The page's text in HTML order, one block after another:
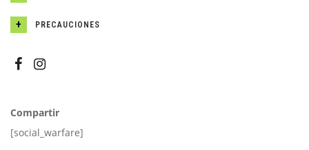
PRECAUCIONES
Compartir
[social_warfare]